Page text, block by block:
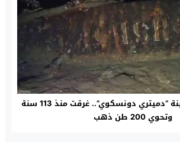
العثور على السفينة “دميتري دونسكوي”.. غرقت منذ 113 سنة
وتحوي 200 طن ذهب